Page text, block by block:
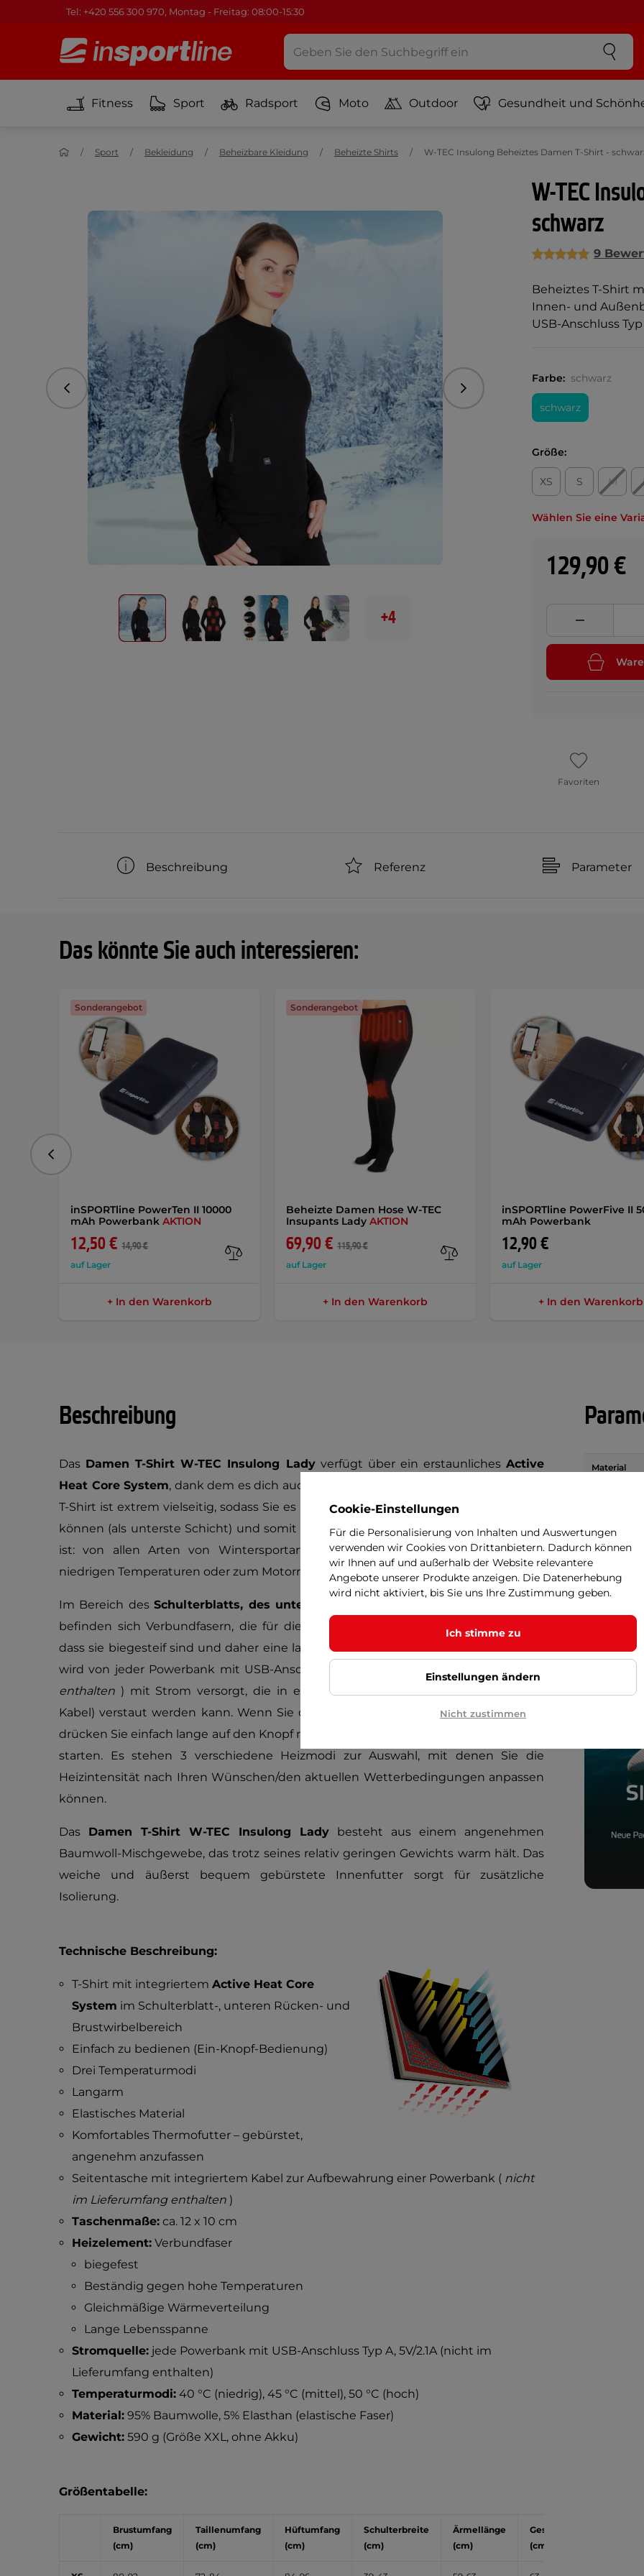
Tel: +420 556 300 970, Montag - Freitag: 08:00-15:30
Fitness Sport Radsport Moto Outdoor Gesundheit und
Sport Bekleidung Beheizbare Kleidung Beheizte Shirts W-TEC Insulong Beheiztes Damen T-Shirt -
W-TEC
schwarz
9
Beheiztes T-Shirt
Innen- und
USB-Anschluss Typ
vorhergehend Folgend
+4
Farbe: schwarz
schwarz
Größe:
XS S M
Wählen Sie eine
129,90 €
Favoriten
Beschreibung Referenz Parameter
Das könnte Sie auch interessieren:
inSPORTline PowerTen II 10000
mAh Powerbank AKTION
12,50 € 14,90 €
auf Lager
Sonderangebot
+ In den Warenkorb
Beheizte Damen Hose W-TEC
Insupants Lady AKTION
69,90 € 115,90 €
auf Lager
Sonderangebot
+ In den Warenkorb
inSPORTline PowerFive II
mAh Powerbank
12,90 €
auf Lager
+ In den Warenkorb
vorhergehend
Beschreibung
Das Damen T-Shirt W-TEC Insulong Ladyverfügt über ein erstaunlichesActive
Heat Core System, dank dem es dich auch bei kältestem Wetter warm hält. Dieses
T-Shirt ist extrem vielseitig, sodass Sie es sowohl zu Hause als auch draußen tragen
können (als unterste Schicht) und somit für eine Vielzahl von Aktivitäten geeignet
ist: von allen Arten von Wintersportarten bis hin zu Outdoor-Aktivitäten bei
niedrigen Temperaturen oder zum Motorradfahren.
Im Bereich desSchulterblatts, des unteren Rückens
befinden sich Verbundfasern, die für die Erwärmung sorgen. Ihr Hauptvorteil ist,
dass sie biegesteif sind und daher eine lange Lebensdauer haben. Das Heizsystem
wird von jeder Powerbank mit USB-Anschluss vom Typ A (
nicht im Lieferumfang
enthalten ) mit Strom versorgt, die in einer Seitentasche (inklusive integriertem
Kabel) verstaut werden kann. Wenn Sie das Kabel an die Powerbank anschließen,
drücken Sie einfach lange auf den Knopf neben der Tasche, um den Heizvorgang zu
starten. Es stehen 3 verschiedene Heizmodi zur Auswahl, mit denen Sie die
Heizintensität nach Ihren Wünschen/den aktuellen Wetterbedingungen anpassen
können.
Das Damen T-Shirt W-TEC Insulong Lady besteht aus einem angenehmen
Baumwoll-Mischgewebe, das trotz seines relativ geringen Gewichts warm hält. Das
weiche und äußerst bequem gebürstete Innenfutter sorgt für zusätzliche
Isolierung.
Technische Beschreibung:
T-Shirt mit integriertem Active Heat Core
System im Schulterblatt-, unteren Rücken- und
Brustwirbelbereich
Einfach zu bedienen (Ein-Knopf-Bedienung)
Drei Temperaturmodi
Langarm
Elastisches Material
Komfortables Thermofutter – gebürstet,
angenehm anzufassen
Seitentasche mit integriertem Kabel zur Aufbewahrung einer Powerbank ( nicht
im Lieferumfang enthalten)
Taschenmaße:ca. 12 x 10 cm
Heizelement:Verbundfaser
biegefest
Beständig gegen hohe Temperaturen
Gleichmäßige Wärmeverteilung
Lange Lebensspanne
Stromquelle:jede Powerbank mit USB-Anschluss Typ A, 5V/2.1A (nicht im
Lieferumfang enthalten)
Temperaturmodi:40 °C (niedrig), 45 °C (mittel), 50 °C (hoch)
Material:95% Baumwolle, 5% Elasthan (elastische Faser)
Gewicht:590 g (Größe XXL, ohne Akku)
Größentabelle:
Brustumfang
(cm)
Taillenumfang
(cm)
Hüftumfang
(cm)
Schulterbreite
(cm)
Ärmellänge
(cm)
Gesamtlänge
(cm)
Material
Festlegung
Cookie-Einstellungen
Für die Personalisierung von Inhalten und Auswertungen
verwenden wir Cookies von Drittanbietern. Dadurch können
wir Ihnen auf und außerhalb der Website relevantere
Angebote unserer Produkte anzeigen. Die Datenerhebung
wird nicht aktiviert, bis Sie uns Ihre Zustimmung geben.
Ich stimme zu
Einstellungen ändern
Nicht zustimmen